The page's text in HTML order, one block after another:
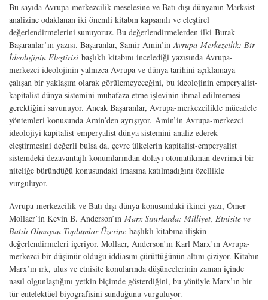
Bu sayıda Avrupa-merkezcilik meselesine ve Batı dışı dünyanın Marksist
analizine odaklanan iki önemli kitabın kapsamlı ve eleştirel
değerlendirmelerini sunuyoruz. Bu değerlendirmelerden ilki Burak
Başaranlar’ın yazısı. Başaranlar, Samir Amin’inAvrupa-Merkezcilik: Bir
İdeolojinin Eleştirisi başlıklı kitabını incelediği yazısında Avrupa-
merkezci ideolojinin yalnızca Avrupa ve dünya tarihini açıklamaya
çalışan bir yaklaşım olarak görülemeyeceğini, bu ideolojinin emperyalist-
kapitalist dünya sistemini muhafaza etme işlevinin ihmal edilmemesi
gerektiğini savunuyor. Ancak Başaranlar, Avrupa-merkezcilikle mücadele
yöntemleri konusunda Amin’den ayrışıyor. Amin’in Avrupa-merkezci
ideolojiyi kapitalist-emperyalist dünya sistemini analiz ederek
eleştirmesini değerli bulsa da, çevre ülkelerin kapitalist-emperyalist
sistemdeki dezavantajlı konumlarından dolayı otomatikman devrimci bir
niteliğe büründüğü konusundaki imasına katılmadığını özellikle
vurguluyor.
Avrupa-merkezcilik ve Batı dışı dünya konusundaki ikinci yazı, Ömer
Mollaer’in Kevin B. Anderson’ın Marx Sınırlarda: Milliyet, Etnisite ve
Batılı Olmayan Toplumlar Üzerine başlıklı kitabına ilişkin
değerlendirmeleri içeriyor. Mollaer, Anderson’ın Karl Marx’ın Avrupa-
merkezci bir düşünür olduğu iddiasını çürüttüğünün altını çiziyor. Kitabın
Marx’ın ırk, ulus ve etnisite konularında düşüncelerinin zaman içinde
nasıl olgunlaştığını yetkin biçimde gösterdiğini, bu yönüyle Marx’ın bir
tür entelektüel biyografisini sunduğunu vurguluyor.